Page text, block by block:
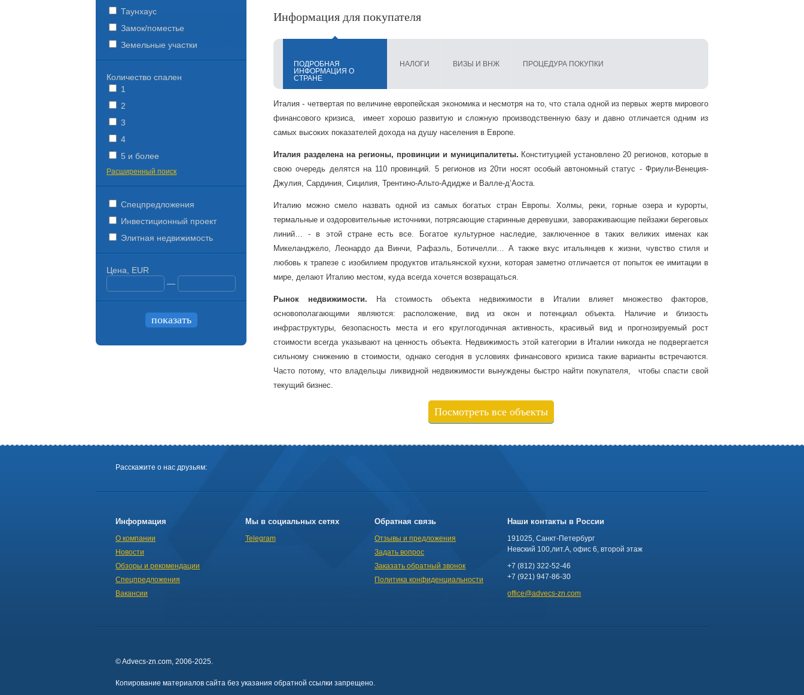
Информация для покупателя
ПОДРОБНАЯ
ИНФОРМАЦИЯ О
СТРАНЕ
НАЛОГИ ВИЗЫ И ВНЖ ПРОЦЕДУРА ПОКУПКИ
Италия - четвертая по величине европейская экономика и несмотря на то, что стала одной из первых жертв мирового
финансового кризиса, имеет хорошо развитую и сложную производственную базу и давно отличается одним из
самых высоких показателей дохода на душу населения в Европе.
Италия разделена на регионы, провинции и муниципалитеты. Конституцией установлено 20 регионов, которые в
свою очередь делятся на 110 провинций. 5 регионов из 20ти носят особый автономный статус - Фриули-Венеция-
Джулия, Сардиния, Сицилия, Трентино-Альто-Адидже и Валле-д’Аоста.
Италию можно смело назвать одной из самых богатых стран Европы. Холмы, реки, горные озера и курорты,
термальные и оздоровительные источники, потрясающие старинные деревушки, завораживающие пейзажи береговых
линий… - в этой стране есть все. Богатое культурное наследие, заключенное в таких великих именах как
Микеланджело, Леонардо да Винчи, Рафаэль, Ботичелли… А также вкус итальянцев к жизни, чувство стиля и
любовь к трапезе с изобилием продуктов итальянской кухни, которая заметно отличается от попыток ее имитации в
мире, делают Италию местом, куда всегда хочется возвращаться.
Рынок недвижимости. На стоимость объекта недвижимости в Италии влияет множество факторов,
основополагающими являются: расположение, вид из окон и потенциал объекта. Наличие и близость
инфраструктуры, безопасность места и его круглогодичная активность, красивый вид и прогнозируемый рост
стоимости всегда указывают на ценность объекта. Недвижимость этой категории в Италии никогда не подвергается
сильному снижению в стоимости, однако сегодня в условиях финансового кризиса такие варианты встречаются.
Часто потому, что владельцы ликвидной недвижимости вынуждены быстро найти покупателя, чтобы спасти свой
текущий бизнес.
Посмотреть все объекты
Таунхаус
Замок/поместье
Земельные участки
Количество спален
1
2
3
4
5 и более
Расширенный поиск
Спецпредложения
Инвестиционный проект
Элитная недвижимость
Цена, EUR
—
Расскажите о нас друзьям:
Информация
О компании
Новости
Обзоры и рекомендации
Спецпредложения
Вакансии
Мы в социальных сетях
Telegram
Обратная связь
Отзывы и предложения
Задать вопрос
Заказать обратный звонок
Политика конфиденциальности
Наши контакты в России
191025, Санкт-Петербург
Невский 100,лит.А, офис 6, второй этаж
+7 (812) 322-52-46
+7 (921) 947-86-30
office@advecs-zn.com
© Advecs-zn.com, 2006-2025.
Копирование материалов сайта без указания обратной ссылки запрещено.